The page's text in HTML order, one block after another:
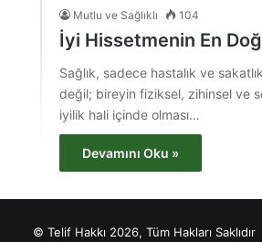
Mutlu ve Sağlıklı 104
İyi Hissetmenin En
Sağlık, sadece hastalık ve
değil; bireyin fiziksel, zihinsel ve
iyilik hali içinde olması…
Devamını Oku »
© Telif Hakkı 2026, Tüm Hakları